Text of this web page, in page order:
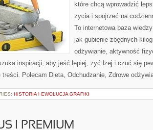
które chcą wprowadzić
życia i spojrzeć na
To internetowa baza
jak gubienie zbędnych
odżywianie, aktywność
inspiracji, aby jeść lepiej, żyć lżej i czuć się
treści. Polecam Dieta, Odchudzanie, Zdrowe
HISTORIA I EWOLUCJA GRAFIKI
I PREMIUM